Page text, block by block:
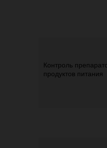
Контроль
продуктов питания